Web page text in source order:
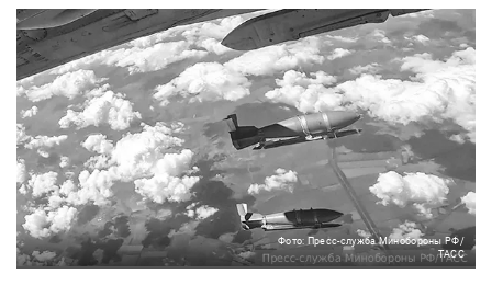
Фото: Пресс-служба Минобороны РФ/
ТАСС